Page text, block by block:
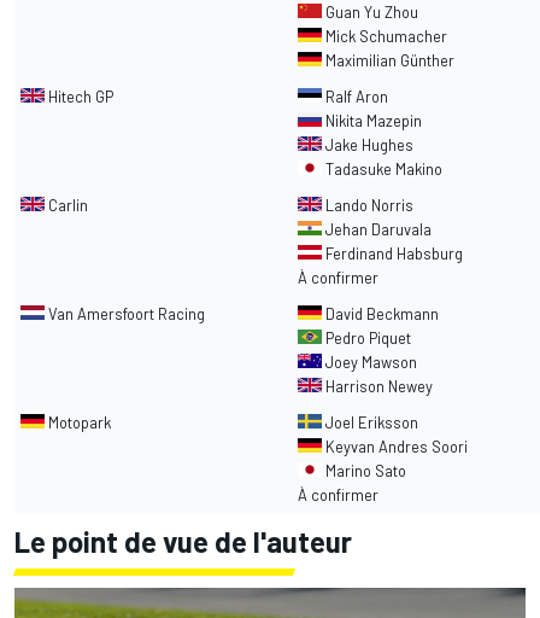
Guan Yu Zhou
Mick Schumacher
Maximilian Günther
Hitech GP
Ralf Aron
Nikita Mazepin
Jake Hughes
Tadasuke Makino
Carlin
Lando Norris
Jehan Daruvala
Ferdinand Habsburg
À confirmer
Van Amersfoort Racing
David Beckmann
Pedro Piquet
Joey Mawson
Harrison Newey
Motopark
Joel Eriksson
Keyvan Andres Soori
Marino Sato
À confirmer
Le point de vue de l'auteur